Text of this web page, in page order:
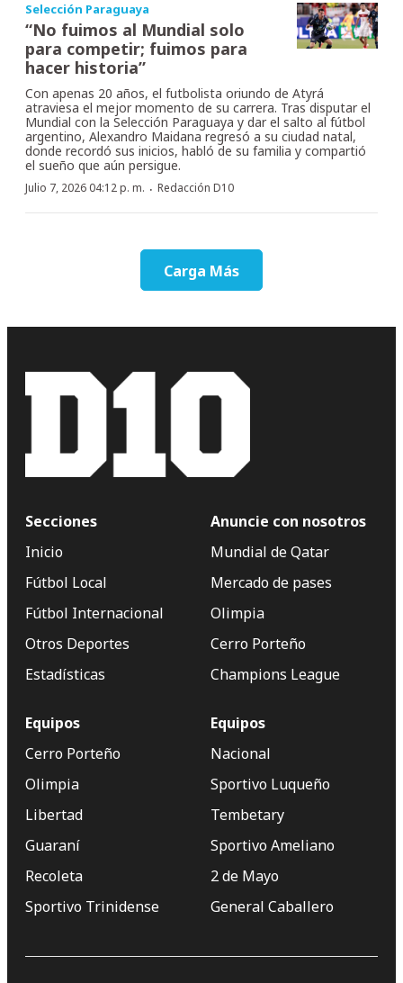
Selección Paraguaya
“No fuimos al Mundial solo
para competir; fuimos para
hacer historia”
Con apenas 20 años, el futbolista oriundo de Atyrá
atraviesa el mejor momento de su carrera. Tras disputar el
Mundial con la Selección Paraguaya y dar el salto al fútbol
argentino, Alexandro Maidana regresó a su ciudad natal,
donde recordó sus inicios, habló de su familia y compartió
el sueño que aún persigue.
Julio 7, 2026 04:12 p. m. · Redacción D10
Carga Más
Secciones
Inicio
Fútbol Local
Fútbol Internacional
Otros Deportes
Estadísticas
Anuncie con nosotros
Mundial de Qatar
Mercado de pases
Olimpia
Cerro Porteño
Champions League
Equipos
Cerro Porteño
Olimpia
Libertad
Guaraní
Recoleta
Sportivo Trinidense
Equipos
Nacional
Sportivo Luqueño
Tembetary
Sportivo Ameliano
2 de Mayo
General Caballero